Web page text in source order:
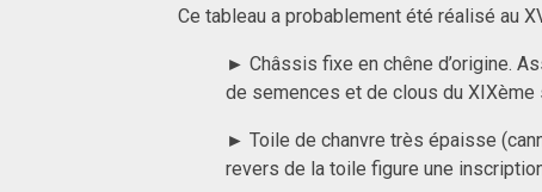
Ce tableau a probablement été réalisé au
► Châssis fixe en chêne d’origine.
de semences et de clous du
► Toile de chanvre très épaisse
revers de la toile figure une